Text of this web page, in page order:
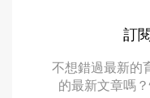
訂
不想錯過最新的
的最新文章嗎